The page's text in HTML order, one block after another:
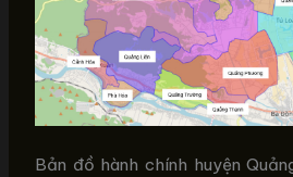
Bản đồ hành chính huyện